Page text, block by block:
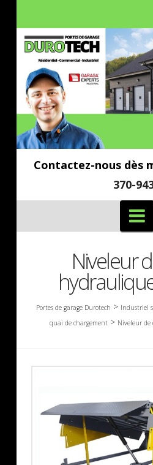
Contactez-nous dès
370-
Niveleur
Portes de garage Durotech > Industriel
quai de chargement> Niveleur